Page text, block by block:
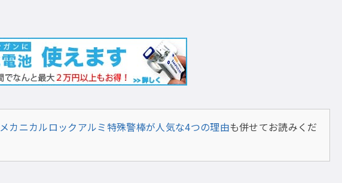
メカニカルロックアルミ特殊警棒が人気な4つの理由も併せてお読みくだ